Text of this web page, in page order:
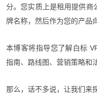
分。您实质上是租用提供商
牌名称，然后作为您的产品
本博客将指导您了解白标
指南、路线图、营销策略和
那么，话不多说，让我们来